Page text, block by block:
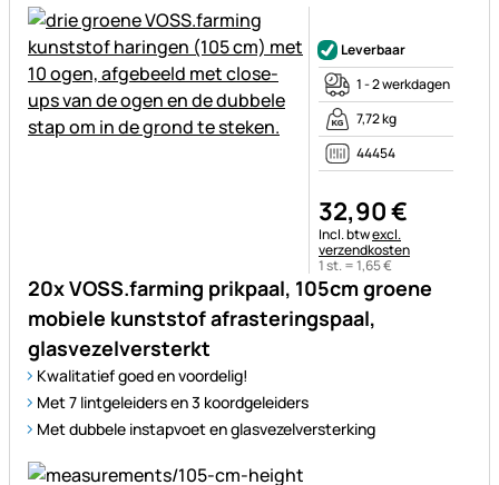
20x VOSS.farming prikpaal, 105cm groene
mobiele kunststof afrasteringspaal,
glasvezelversterkt
Kwalitatief goed en voordelig!
Met 7 lintgeleiders en 3 koordgeleiders
Met dubbele instapvoet en glasvezelversterking
Leverbaar
1 - 2 werkdagen
7,72 kg
44454
32,90€
Belastinginformatie:
Incl. btwexcl.
verzendkosten
1 st. =1,65€